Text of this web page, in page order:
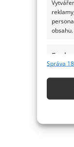
obsahu.
Funkce
Správa